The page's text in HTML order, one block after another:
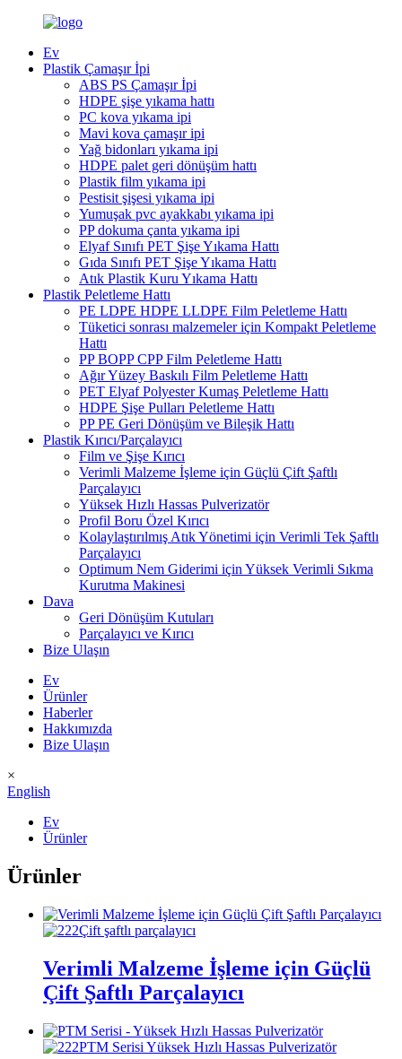
Ev
Plastik Çamaşır İpi
ABS PS Çamaşır İpi
HDPE şişe yıkama hattı
PC kova yıkama ipi
Mavi kova çamaşır ipi
Yağ bidonları yıkama ipi
HDPE palet geri dönüşüm hattı
Plastik film yıkama ipi
Pestisit şişesi yıkama ipi
Yumuşak pvc ayakkabı yıkama ipi
PP dokuma çanta yıkama ipi
Elyaf Sınıfı PET Şişe Yıkama Hattı
Gıda Sınıfı PET Şişe Yıkama Hattı
Atık Plastik Kuru Yıkama Hattı
Plastik Peletleme Hattı
PE LDPE HDPE LLDPE Film Peletleme Hattı
Tüketici sonrası malzemeler için Kompakt Peletleme
Hattı
PP BOPP CPP Film Peletleme Hattı
Ağır Yüzey Baskılı Film Peletleme Hattı
PET Elyaf Polyester Kumaş Peletleme Hattı
HDPE Şişe Pulları Peletleme Hattı
PP PE Geri Dönüşüm ve Bileşik Hattı
Plastik Kırıcı/Parçalayıcı
Film ve Şişe Kırıcı
Verimli Malzeme İşleme için Güçlü Çift Şaftlı
Parçalayıcı
Yüksek Hızlı Hassas Pulverizatör
Profil Boru Özel Kırıcı
Kolaylaştırılmış Atık Yönetimi için Verimli Tek Şaftlı
Parçalayıcı
Optimum Nem Giderimi için Yüksek Verimli Sıkma
Kurutma Makinesi
Dava
Geri Dönüşüm Kutuları
Parçalayıcı ve Kırıcı
Bize Ulaşın
Ev
Ürünler
Haberler
Hakkımızda
Bize Ulaşın
×
English
Ev
Ürünler
Ürünler
Verimli Malzeme İşleme için Güçlü
Çift Şaftlı Parçalayıcı